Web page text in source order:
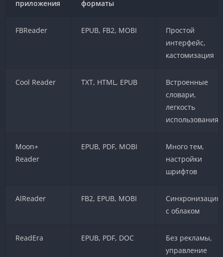
приложения форматы
FBReader EPUB, FB2, MOBI
Простой
интерфейс,
кастомизация
Cool Reader TXT, HTML, EPUB
Встроенные
словари,
легкость
использования
Moon+
Reader
EPUB, PDF, MOBI
Много тем,
настройки
шрифтов
AlReader FB2, EPUB, MOBI
Синхронизация
с облаком
ReadEra EPUB, PDF, DOC
Без рекламы,
управление